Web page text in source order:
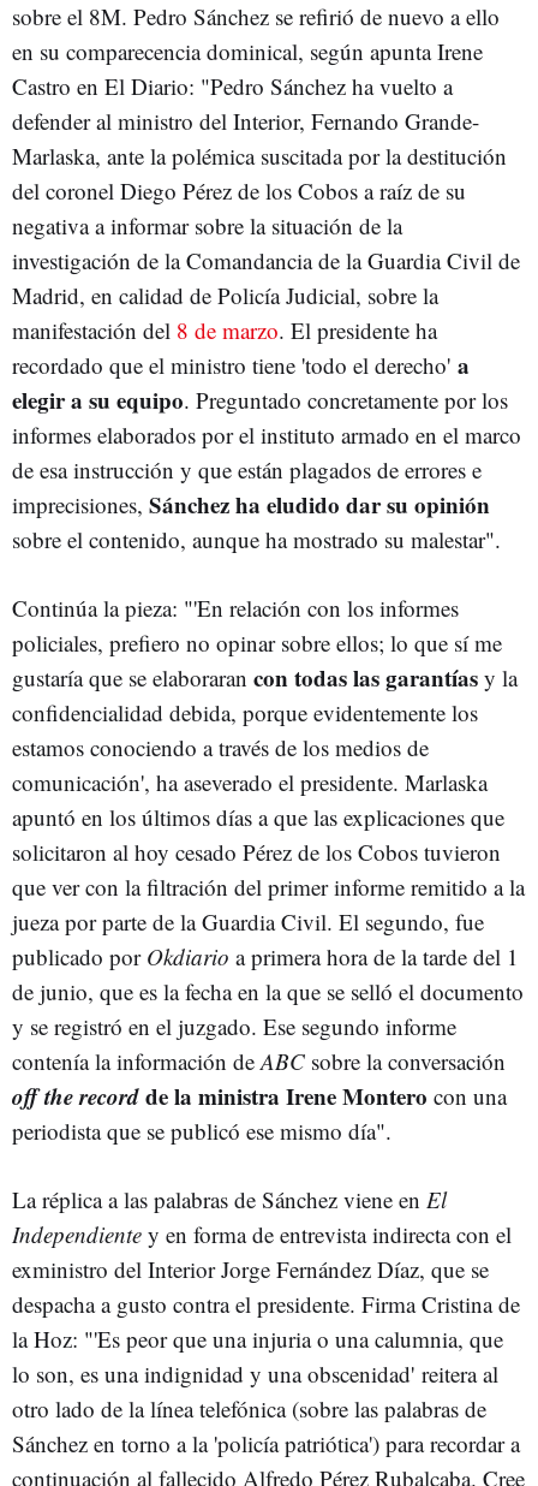
sobre el 8M. Pedro Sánchez se refirió de nuevo a ello
en su comparecencia dominical, según apunta Irene
Castro en El Diario: "Pedro Sánchez ha vuelto a
defender al ministro del Interior, Fernando Grande-
Marlaska, ante la polémica suscitada por la destitución
del coronel Diego Pérez de los Cobos a raíz de su
negativa a informar sobre la situación de la
investigación de la Comandancia de la Guardia Civil de
Madrid, en calidad de Policía Judicial, sobre la
manifestación del 8 de marzo. El presidente ha
recordado que el ministro tiene 'todo el derecho' a
elegir a su equipo. Preguntado concretamente por los
informes elaborados por el instituto armado en el marco
de esa instrucción y que están plagados de errores e
imprecisiones, Sánchez ha eludido dar su opinión
sobre el contenido, aunque ha mostrado su malestar".
Continúa la pieza: "'En relación con los informes
policiales, prefiero no opinar sobre ellos; lo que sí me
gustaría que se elaboraran con todas las garantías y la
confidencialidad debida, porque evidentemente los
estamos conociendo a través de los medios de
comunicación', ha aseverado el presidente. Marlaska
apuntó en los últimos días a que las explicaciones que
solicitaron al hoy cesado Pérez de los Cobos tuvieron
que ver con la filtración del primer informe remitido a la
jueza por parte de la Guardia Civil. El segundo, fue
publicado por Okdiario a primera hora de la tarde del 1
de junio, que es la fecha en la que se selló el documento
y se registró en el juzgado. Ese segundo informe
contenía la información deABC sobre la conversación
off the recordde la ministra Irene Montero con una
periodista que se publicó ese mismo día".
La réplica a las palabras de Sánchez viene en El
Independiente y en forma de entrevista indirecta con el
exministro del Interior Jorge Fernández Díaz, que se
despacha a gusto contra el presidente. Firma Cristina de
la Hoz: "'Es peor que una injuria o una calumnia, que
lo son, es una indignidad y una obscenidad' reitera al
otro lado de la línea telefónica (sobre las palabras de
Sánchez en torno a la 'policía patriótica') para recordar a
continuación al fallecido Alfredo Pérez Rubalcaba. Cree